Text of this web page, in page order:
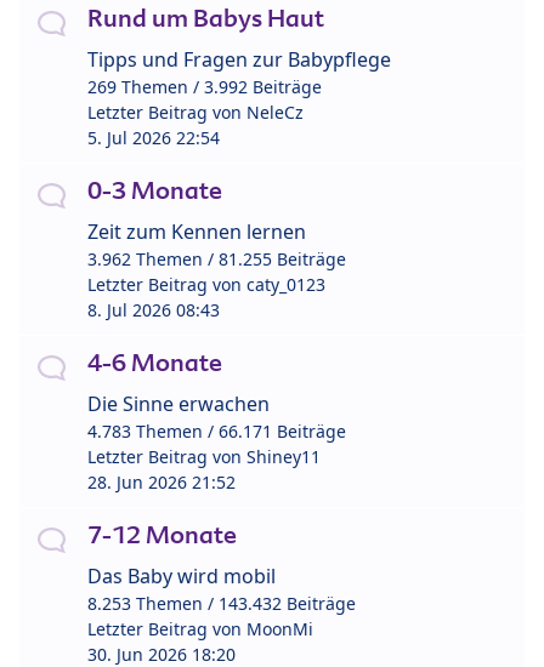
Rund um Babys Haut
Tipps und Fragen zur Babypflege
269 Themen / 3.992 Beiträge
Letzter Beitrag von NeleCz
5. Jul 2026 22:54
0-3 Monate
Zeit zum Kennen lernen
3.962 Themen / 81.255 Beiträge
Letzter Beitrag von caty_0123
8. Jul 2026 08:43
4-6 Monate
Die Sinne erwachen
4.783 Themen / 66.171 Beiträge
Letzter Beitrag von Shiney11
28. Jun 2026 21:52
7-12 Monate
Das Baby wird mobil
8.253 Themen / 143.432 Beiträge
Letzter Beitrag von MoonMi
30. Jun 2026 18:20